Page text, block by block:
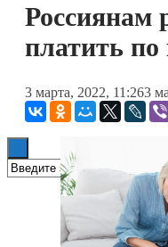
Книги
Россиянам
платить по
3 марта, 2022, 11:263